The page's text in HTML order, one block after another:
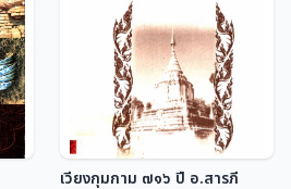
สำนักงานศึกษาธิการอำเภอสารภี
เวียงกุมกาม ๗๑๖ ปี อ.สารภี